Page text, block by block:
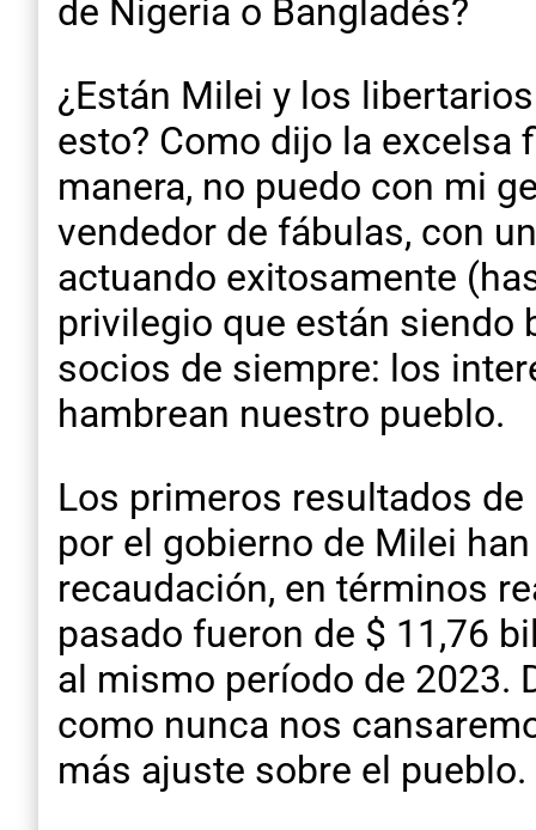
de Nigeria o Bangladés?
¿Están Milei y los
esto? Como dijo la excelsa
manera, no puedo con mi
vendedor de fábulas, con
actuando exitosamente
privilegio que están siendo
socios de siempre: los
hambrean nuestro pueblo.
Los primeros resultados
por el gobierno de Milei
recaudación, en términos
pasado fueron de $ 11,76
al mismo período de 2023.
como nunca nos
más ajuste sobre el pueblo.